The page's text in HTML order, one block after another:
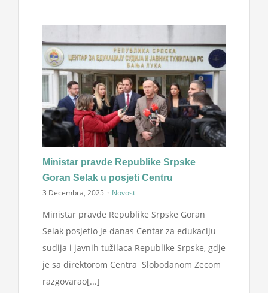
Ministar pravde Republike Srpske
Goran Selak u posjeti Centru
3 Decembra, 2025 · Novosti
Ministar pravde Republike Srpske Goran
Selak posjetio je danas Centar za edukaciju
sudija i javnih tužilaca Republike Srpske, gdje
je sa direktorom Centra Slobodanom Zecom
razgovarao[...]